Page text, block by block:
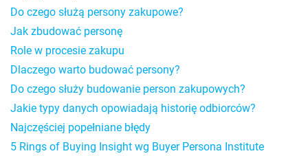
Do czego służą persony zakupowe?
Jak zbudować personę
Role w procesie zakupu
Dlaczego warto budować persony?
Do czego służy budowanie person zakupowych?
Jakie typy danych opowiadają historię odbiorców?
Najczęściej popełniane błędy
5 Rings of Buying Insight wg Buyer Persona Institute